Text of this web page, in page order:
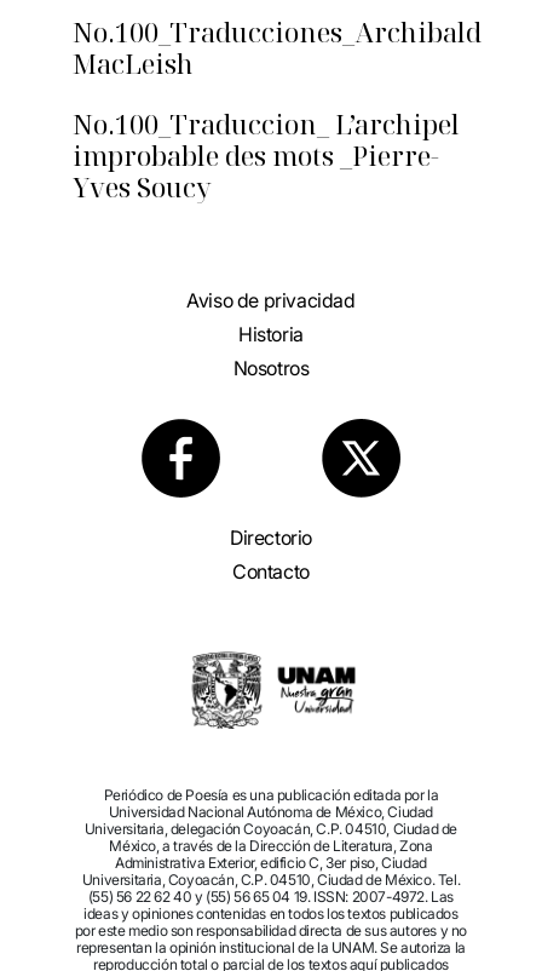
No.100_Traducciones_Archibald
MacLeish
No.100_Traduccion_ L’archipel
improbable des mots _Pierre-
Yves Soucy
Aviso de privacidad
Historia
Nosotros
Directorio
Contacto
Periódico de Poesía es una publicación editada por la
Universidad Nacional Autónoma de México, Ciudad
Universitaria, delegación Coyoacán, C.P. 04510, Ciudad de
México, a través de la Dirección de Literatura, Zona
Administrativa Exterior, edificio C, 3er piso, Ciudad
Universitaria, Coyoacán, C.P. 04510, Ciudad de México. Tel.
(55) 56 22 62 40 y (55) 56 65 04 19. ISSN: 2007-4972. Las
ideas y opiniones contenidas en todos los textos publicados
por este medio son responsabilidad directa de sus autores y no
representan la opinión institucional de la UNAM. Se autoriza la
reproducción total o parcial de los textos aquí publicados